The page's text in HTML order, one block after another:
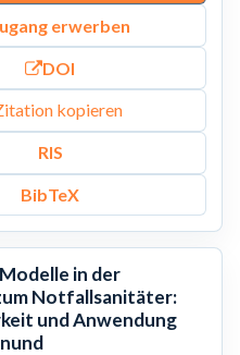
erwerben
DOI
kopieren
RIS
BibTeX
in der
Notfallsanitäter:
und Anwendung